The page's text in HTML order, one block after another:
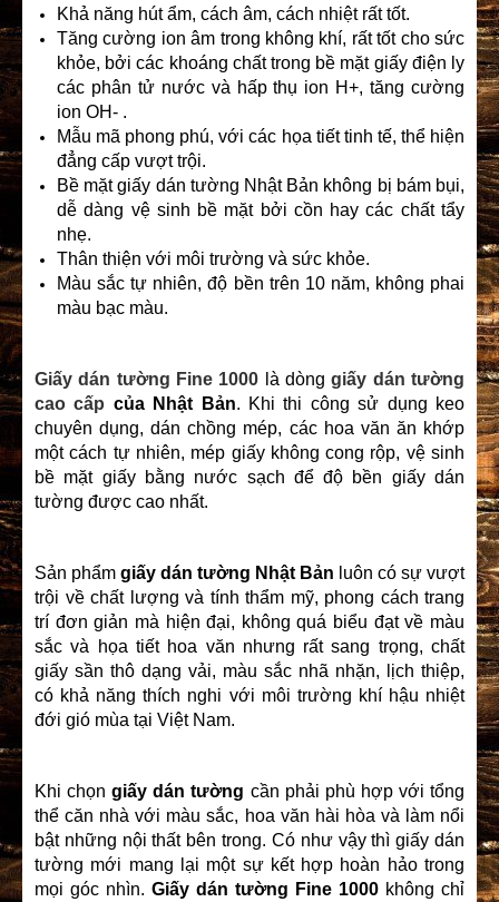
Khả năng hút ẩm, cách âm, cách nhiệt rất tốt.
Tăng cường ion âm trong không khí, rất tốt cho sức
khỏe, bởi các khoáng chất trong bề mặt giấy điện ly
các phân tử nước và hấp thụ ion H+, tăng cường
ion OH- .
Mẫu mã phong phú, với các họa tiết tinh tế, thể hiện
đẳng cấp vượt trội.
Bề mặt giấy dán tường Nhật Bản không bị bám bụi,
dễ dàng vệ sinh bề mặt bởi cồn hay các chất tẩy
nhẹ.
Thân thiện với môi trường và sức khỏe.
Màu sắc tự nhiên, độ bền trên 10 năm, không phai
màu bạc màu.
Giấy dán tường Fine 1000 là dònggiấy dán tường
cao cấp của Nhật Bản. Khi thi công sử dụng keo
chuyên dụng, dán chồng mép, các hoa văn ăn khớp
một cách tự nhiên, mép giấy không cong rộp, vệ sinh
bề mặt giấy bằng nước sạch để độ bền giấy dán
tường được cao nhất.
Sản phẩm giấy dán tường Nhật Bản luôn có sự vượt
trội về chất lượng và tính thẩm mỹ, phong cách trang
trí đơn giản mà hiện đại, không quá biểu đạt về màu
sắc và họa tiết hoa văn nhưng rất sang trọng, chất
giấy sần thô dạng vải, màu sắc nhã nhặn, lịch thiệp,
có khả năng thích nghi với môi trường khí hậu nhiệt
đới gió mùa tại Việt Nam.
Khi chọngiấy dán tường cần phải phù hợp với tổng
thể căn nhà với màu sắc, hoa văn hài hòa và làm nổi
bật những nội thất bên trong. Có như vậy thì giấy dán
tường mới mang lại một sự kết hợp hoàn hảo trong
mọi góc nhìn. Giấy dán tường Fine 1000 không chỉ